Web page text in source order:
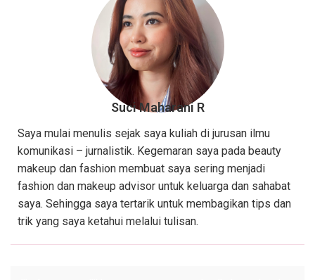
Suci Maharani R
Saya mulai menulis sejak saya kuliah di jurusan ilmu
komunikasi – jurnalistik. Kegemaran saya pada beauty
makeup dan fashion membuat saya sering menjadi
fashion dan makeup advisor untuk keluarga dan sahabat
saya. Sehingga saya tertarik untuk membagikan tips dan
trik yang saya ketahui melalui tulisan.